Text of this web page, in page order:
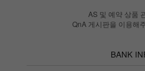
AS 및 예약 상품
QnA 게시판을 이용해
BANK